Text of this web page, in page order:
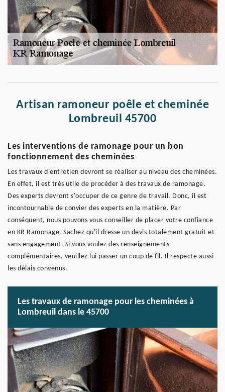
Artisan ramoneur poêle et cheminée
Lombreuil 45700
Les interventions de ramonage pour un bon
fonctionnement des cheminées
Les travaux d'entretien devront se réaliser au niveau des cheminées.
En effet, il est très utile de procéder à des travaux de ramonage.
Des experts devront s'occuper de ce genre de travail. Donc, il est
incontournable de convier des experts en la matière. Par
conséquent, nous pouvons vous conseiller de placer votre confiance
en KR Ramonage. Sachez qu'il dresse un devis totalement gratuit et
sans engagement. Si vous voulez des renseignements
complémentaires, veuillez lui passer un coup de fil. Il respecte aussi
les délais convenus.
Les travaux de ramonage pour les cheminées à
Lombreuil dans le 45700